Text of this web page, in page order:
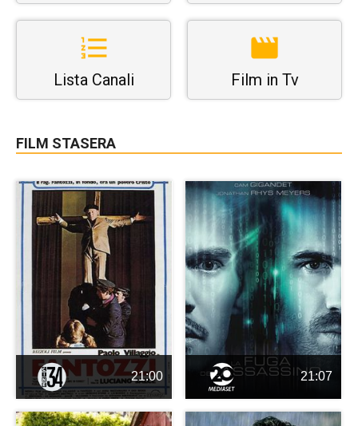
Lista Canali Film in Tv
FILM STASERA
21:00 21:07